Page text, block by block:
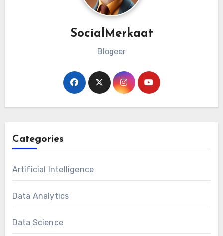
SocialMerkaat
Blogeer
Categories
Artificial Intelligence
Data Analytics
Data Science